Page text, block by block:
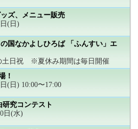
ズ、メニュー販売
(日)
国なかよしひろば 「ふんすい」エ
土日祝 ※夏休み期間は毎日開催
！
(日) 10:00〜17:00
研究コンテスト
日(水)